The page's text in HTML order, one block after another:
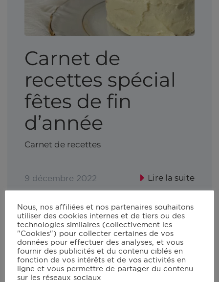
Carnet de
recettes spécial
fêtes de fin
d’année
Carnet de recettes
9 décembre 2022 Lire la suite
Nous, nos affiliées et nos partenaires souhaitons
utiliser des cookies internes et de tiers ou des
technologies similaires (collectivement les
"Cookies") pour collecter certaines de vos
données pour effectuer des analyses, et vous
fournir des publicités et du contenu ciblés en
fonction de vos intérêts et de vos activités en
ligne et vous permettre de partager du contenu
sur les réseaux sociaux